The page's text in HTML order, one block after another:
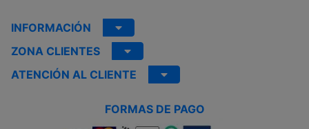
INFORMACIÓN
ZONA CLIENTES
ATENCIÓN AL CLIENTE
FORMAS DE PAGO